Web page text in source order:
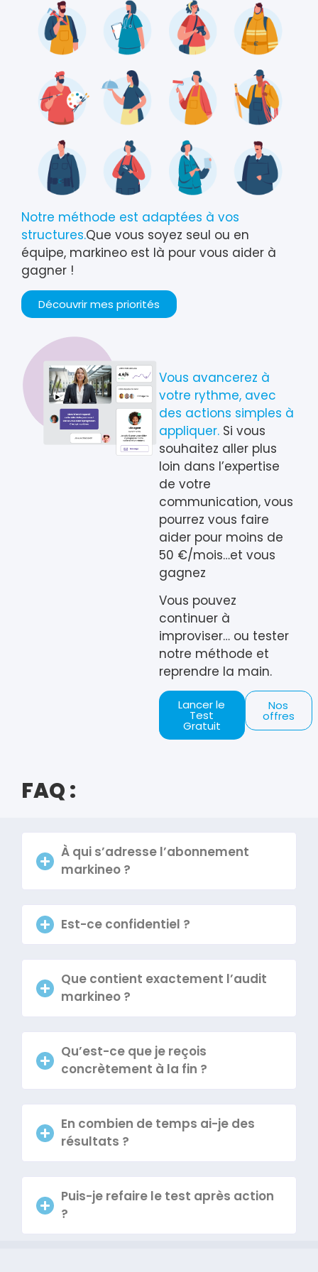
Notre méthode est adaptées à vos
structures.Que vous soyez seul ou en
équipe, markineo est là pour vous aider à
gagner !
Découvrir mes priorités
Vous avancerez à
votre rythme, avec
des actions simples à
appliquer. Si vous
souhaitez aller plus
loin dans l’expertise
de votre
communication, vous
pourrez vous faire
aider pour moins de
50 €/mois…et vous
gagnez
Vous pouvez
continuer à
improviser… ou tester
notre méthode et
reprendre la main.
Lancer le
Test
Gratuit
Nos
offres
FAQ :
À qui s’adresse l’abonnement
markineo ?
Est-ce confidentiel ?
Que contient exactement l’audit
markineo ?
Qu’est-ce que je reçois
concrètement à la fin ?
En combien de temps ai-je des
résultats ?
Puis-je refaire le test après action
?